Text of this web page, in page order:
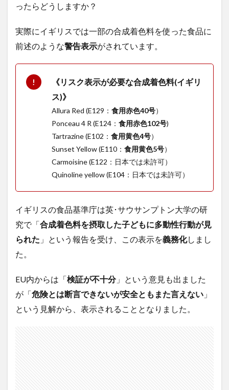
ったらどうしますか？
実際にイギリスでは一部の合成着色料を使った食品に
前述のような警告表示がされています。
《リスク表示が必要な合成着色料(イギリ
ス)》
Allura Red (E129： 食用赤色40号）
Ponceau 4 R (E124： 食用赤色102号)
Tartrazine (E102： 食用黄色4号）
Sunset Yellow (E110： 食用黄色5号）
Carmoisine (E122：日本では未許可）
Quinoline yellow (E104：日本では未許可）
イギリスの食品基準庁は英･サウサンプトン大学の研
究で「合成着色料を摂取した子どもに多動性行動が見
られた 」という報告を受け、この表示を義務化しまし
た。
EU内からは「検証が不十分」という意見も出ました
が「危険とは断言できないが安全ともまた言えない 」
という見解から、表示されることとなりました。